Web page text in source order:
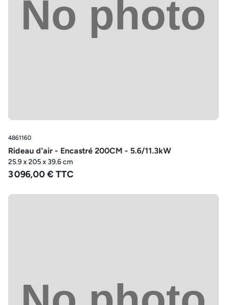
4861160
Rideau d'air - Encastré 200CM - 5.6/11.3kW
25.9 x 205 x 39.6 cm
3 096,00 € TTC